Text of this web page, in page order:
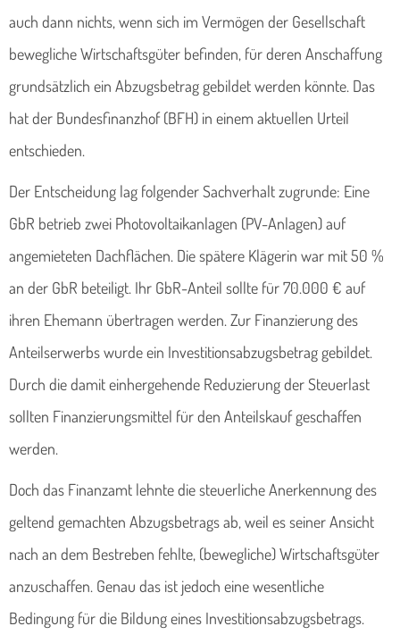
auch dann nichts, wenn sich im Vermögen der Gesellschaft
bewegliche Wirtschaftsgüter befinden, für deren Anschaffung
grundsätzlich ein Abzugsbetrag gebildet werden könnte. Das
hat der Bundesfinanzhof (BFH) in einem aktuellen Urteil
entschieden.
Der Entscheidung lag folgender Sachverhalt zugrunde: Eine
GbR betrieb zwei Photovoltaikanlagen (PV-Anlagen) auf
angemieteten Dachflächen. Die spätere Klägerin war mit 50 %
an der GbR beteiligt. Ihr GbR-Anteil sollte für 70.000 € auf
ihren Ehemann übertragen werden. Zur Finanzierung des
Anteilserwerbs wurde ein Investitionsabzugsbetrag gebildet.
Durch die damit einhergehende Reduzierung der Steuerlast
sollten Finanzierungsmittel für den Anteilskauf geschaffen
werden.
Doch das Finanzamt lehnte die steuerliche Anerkennung des
geltend gemachten Abzugsbetrags ab, weil es seiner Ansicht
nach an dem Bestreben fehlte, (bewegliche) Wirtschaftsgüter
anzuschaffen. Genau das ist jedoch eine wesentliche
Bedingung für die Bildung eines Investitionsabzugsbetrags.